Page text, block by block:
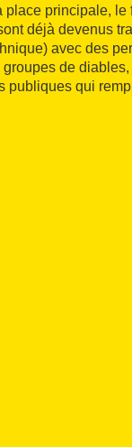
principale,
déjà devenus
avec des
de
publiques qui